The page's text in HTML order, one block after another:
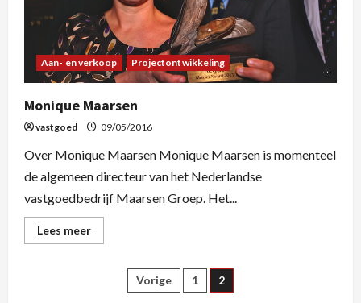
Aan- en verkoop Projectontwikkeling
Monique Maarsen
vastgoed 09/05/2016
Over Monique Maarsen Monique Maarsen is momenteel
de algemeen directeur van het Nederlandse
vastgoedbedrijf Maarsen Groep. Het...
Lees meer
Vorige 1 2